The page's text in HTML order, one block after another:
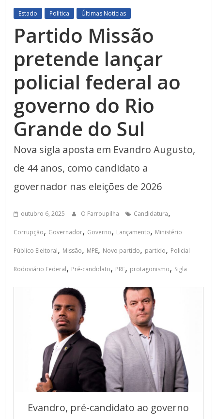
Estado Política Últimas Notícias
Partido Missão
pretende lançar
policial federal ao
governo do Rio
Grande do Sul
Nova sigla aposta em Evandro Augusto,
de 44 anos, como candidato a
governador nas eleições de 2026
outubro 6, 2025 O Farroupilha Candidatura,
Corrupção, Governador, Governo, Lançamento, Ministério
Público Eleitoral, Missão, MPE, Novo partido, partido, Policial
Rodoviário Federal, Pré-candidato, PRF, protagonismo, Sigla
Evandro, pré-candidato ao governo